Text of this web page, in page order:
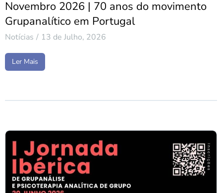
Novembro 2026 | 70 anos do movimento
Grupanalítico em Portugal
Notícias 13 de Julho, 2026
Ler Mais